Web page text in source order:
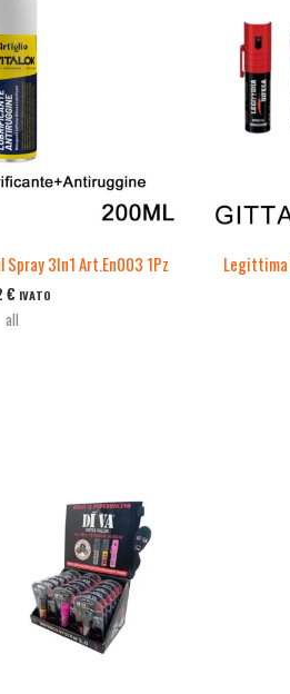
3In1 Art.En003 1Pz
€ IVATO
all
Legittima